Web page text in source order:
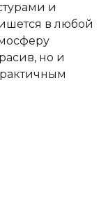
и
в любой
но и